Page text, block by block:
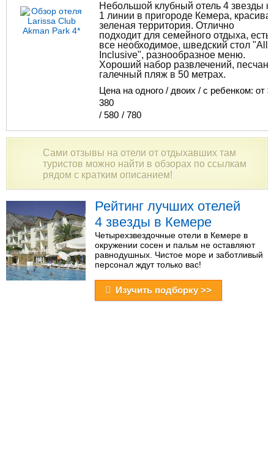
Небольшой клубный отель 4 звезды
1 линии в пригороде Кемера,
зеленая территория. Отлично
подходит для семейного отдыха, есть
все необходимое, шведский стол "All
Inclusive", разнообразное меню.
Хороший набор развлечений,
галечный пляж в 50 метрах.
Цена на одного / двоих / с ребенком: от $
380
/ 580 / 780
Сами отзывы на отели от отдыхавших там
туристов можно найти в обзорах по ссылкам
рядом с кратким описанием!
Рейтинг лучших отелей
4 звезды в Кемере
Четырехзвездочные отели в Кемере в
окружении сосен и пальм не оставляют
равнодушных. Чистое море и заботливый
персонал ждут только вас!
Изучить подборку >>